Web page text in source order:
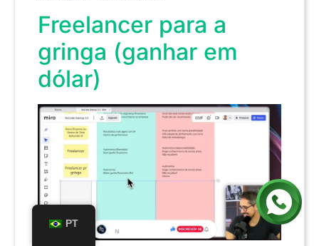
Freelancer para a
gringa (ganhar em
dólar)
PT